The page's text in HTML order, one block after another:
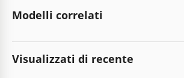
Modelli correlati
Visualizzati di recente